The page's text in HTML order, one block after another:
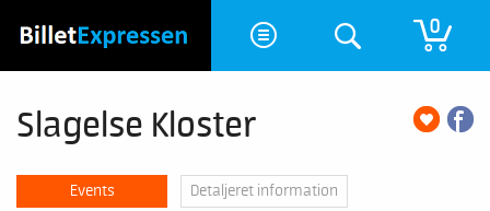
0
Slagelse Kloster
Events Detaljeret information